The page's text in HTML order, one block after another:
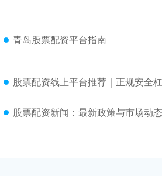
青岛股票配资平台指南
股票配资线上平台推荐｜正规安全
股票配资新闻：最新政策与市场动